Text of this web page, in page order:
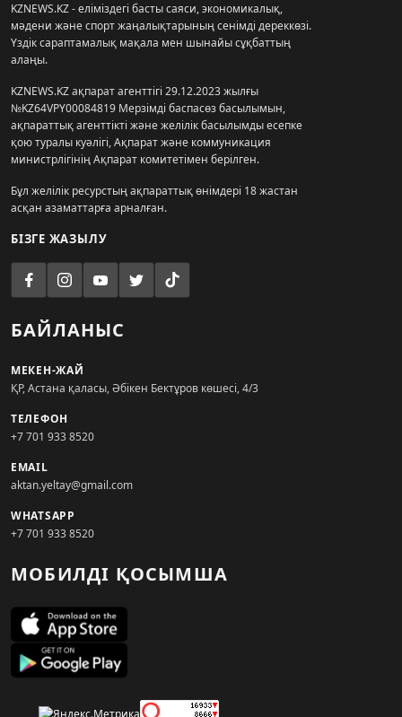
KZNEWS.KZ - еліміздегі басты саяси, экономикалық,
мәдени және спорт жаңалықтарының сенімді дереккөзі.
Үздік сараптамалық мақала мен шынайы сұқбаттың
алаңы.
KZNEWS.KZ ақпарат агенттігі 29.12.2023 жылғы
№KZ64VPY00084819 Мерзімді баспасөз басылымын,
ақпараттық агенттікті және желілік басылымды есепке
қою туралы куәлігі, Ақпарат және коммуникация
министрлігінің Ақпарат комитетімен берілген.
Бұл желілік ресурстың ақпараттық өнімдері 18 жастан
асқан азаматтарға арналған.
БІЗГЕ ЖАЗЫЛУ
БАЙЛАНЫС
МЕКЕН-ЖАЙ
ҚР, Астана қаласы, Әбікен Бектұров көшесі, 4/3
ТЕЛЕФОН
+7 701 933 8520
EMAIL
aktan.yeltay@gmail.com
WHATSAPP
+7 701 933 8520
МОБИЛДІ ҚОСЫМША